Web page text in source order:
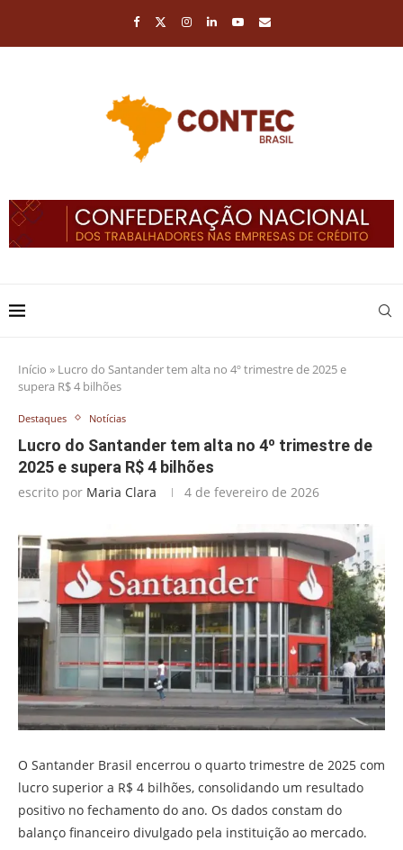
Início » Lucro do Santander tem alta no 4º trimestre de 2025 e
supera R$ 4 bilhões
Destaques Notícias
Lucro do Santander tem alta no 4º trimestre de
2025 e supera R$ 4 bilhões
escrito por Maria Clara 4 de fevereiro de 2026
O Santander Brasil encerrou o quarto trimestre de 2025 com
lucro superior a R$ 4 bilhões, consolidando um resultado
positivo no fechamento do ano. Os dados constam do
balanço financeiro divulgado pela instituição ao mercado.